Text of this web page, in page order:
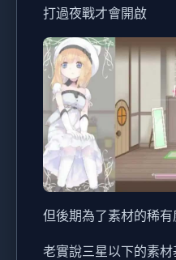
打過夜戰才會開啟
但後期為了素材的稀
老實說三星以下的素